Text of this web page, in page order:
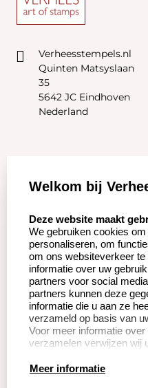
Verheesstempels.nl
Quinten Matsyslaan
35
5642 JC Eindhoven
Nederland
Zakelijk:
Betaling &
Verzending
Wederverkoper
worden
Productinformatie:
Instructie voor
Welkom bij
Deze website maakt
We gebruiken cookies
personaliseren, om
om ons websiteverkeer
informatie over uw
partners voor social
partners kunnen deze
informatie die u aan ze
verzameld op basis van
Voor meer informatie
verzamelen verwijzen wij
Meer informatie